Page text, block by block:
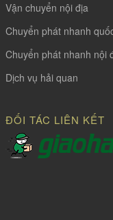
Vận chuyển nội địa
Chuyển phát nhanh
Chuyển phát nhanh nội
Dịch vụ hải quan
ĐỐI TÁC LIÊN KẾT